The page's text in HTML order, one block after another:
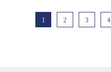
1 2 3 4